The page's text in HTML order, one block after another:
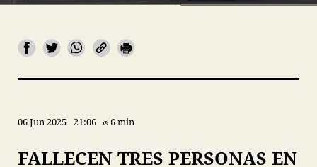
06 Jun 2025 21:06 6 min
FALLECEN TRES PERSONAS EN